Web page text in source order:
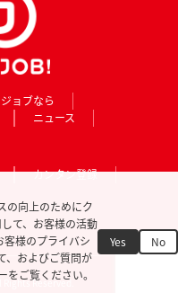
ョブなら
ニュース
カンタン登録
Reserved.
の向上のためにク
て、お客様の活動
客様のプライバシ
、およびご質問が
ご覧ください。
Yes No